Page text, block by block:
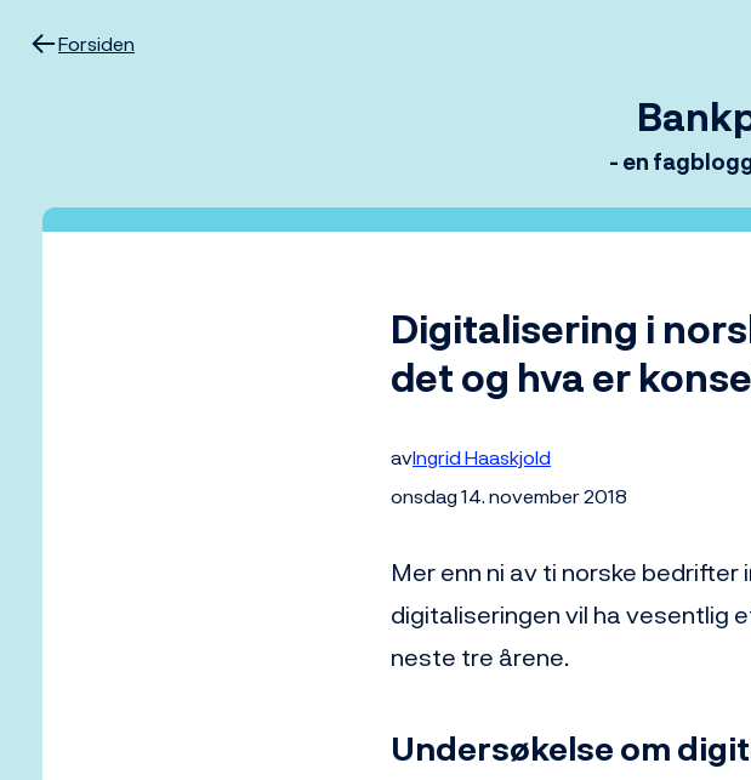
Forsiden
- en
Digitalisering i
det og hva er
avIngrid Haaskjold
onsdag 14. november 2018
Mer enn ni av ti norske
digitaliseringen vil ha vesentlig
neste tre årene.
Undersøkelse om